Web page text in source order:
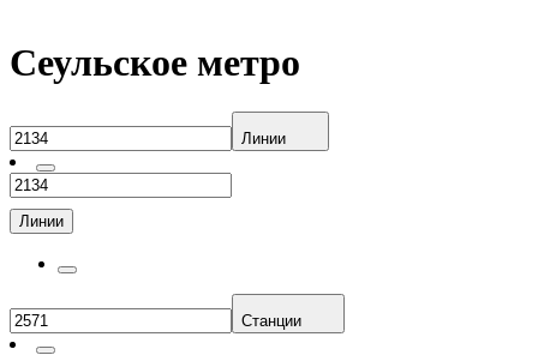
Сеульское метро
Линии
Линии
Станции